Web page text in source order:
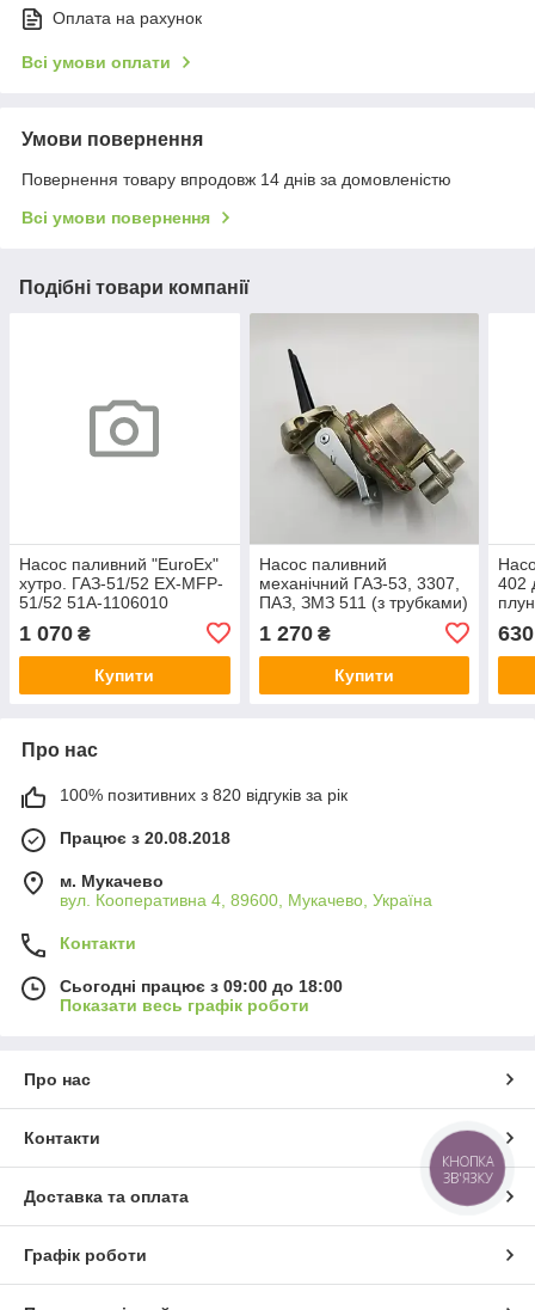
Оплата на рахунок
Всі умови оплати
Умови повернення
Повернення товару впродовж 14 днів за домовленістю
Всі умови повернення
Подібні товари компанії
Насос паливний "EuroEx"
хутро. ГАЗ-51/52 EX-MFP-
51/52 51А-1106010
1 070 ₴
Купити
Насос паливний
механічний ГАЗ-53, 3307,
ПАЗ, ЗМЗ 511 (з трубками)
1106010-12
1 270₴
Купити
402
630
Про нас
100% позитивних з 820 відгуків за рік
Працює з 20.08.2018
м. Мукачево
вул. Кооперативна 4, 89600, Мукачево, Україна
Контакти
Сьогодні працює з 09:00 до 18:00
Показати весь графік роботи
Про нас
Контакти
Доставка та оплата
Графік роботи
КНОПКА
ЗВ'ЯЗКУ